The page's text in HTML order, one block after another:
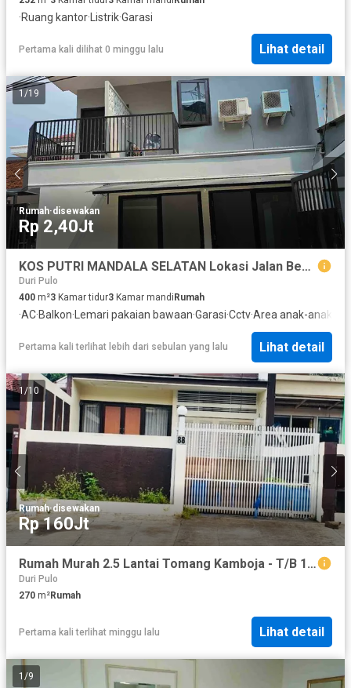
·Ruang kantor· Listrik·Garasi
Pertama kali dilihat 0 minggu lalu Lihat detail
1 /19
Rumah·disewakan
Rp 2,40Jt
KOS PUTRI MANDALA SELATAN Lokasi Jalan Besar di Tomang
Duri Pulo
400 m²3 Kamar tidur3 Kamar mandi Rumah
·AC·Balkon·Lemari pakaian bawaan·Garasi·Cctv·Area anak-anak
Pertama kali terlihat lebih dari sebulan yang lalu Lihat detail
1 /10
Rumah·disewakan
Rp 160Jt
Rumah Murah 2.5 Lantai Tomang Kamboja - T/B 162.5 m² / 270 m², Lingkungan Nyaman, Grogol Petamburan, Jakarta Barat
Duri Pulo
270 m²Rumah
Pertama kali terlihat minggu lalu Lihat detail
1 /9